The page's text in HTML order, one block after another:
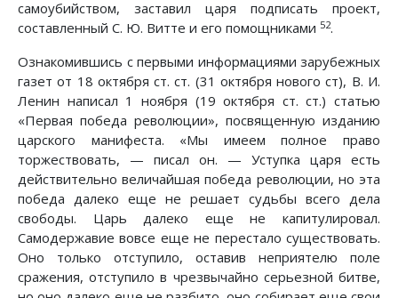
самоубийством, заставил царя подписать проект,
составленный С. Ю. Витте и его помощниками 52.
Ознакомившись с первыми информациями зарубежных
газет от 18 октября ст. ст. (31 октября нового ст), В. И.
Ленин написал 1 ноября (19 октября ст. ст.) статью
«Первая победа революции», посвященную изданию
царского манифеста. «Мы имеем полное право
торжествовать, — писал он. — Уступка царя есть
действительно величайшая победа революции, но эта
победа далеко еще не решает судьбы всего дела
свободы. Царь далеко еще не капитулировал.
Самодержавие вовсе еще не перестало существовать.
Оно только отступило, оставив неприятелю поле
сражения, отступило в чрезвычайно серьезной битве,